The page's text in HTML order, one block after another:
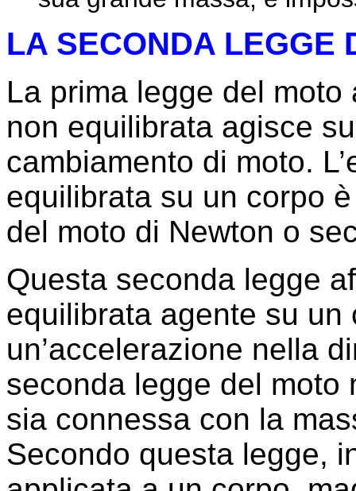
LA SECONDA LEGGE
La prima legge del
non equilibrata agisce
cambiamento di moto.
equilibrata su un corpo
del moto di Newton o
Questa seconda legge
equilibrata agente su un
un’accelerazione nella
seconda legge del moto
sia connessa con la
Secondo questa legge,